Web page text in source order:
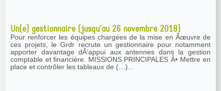
Un(e) gestionnaire (jusqu’au 26 novembre 2018)
Pour renforcer les équipes chargées de la mise en Âœuvre de
ces projets, le Grdr recrute un gestionnaire pour notamment
apporter davantage dÂ’appui aux antennes dans la gestion
comptable et financière. MISSIONS PRINCIPALES Â• Mettre en
place et contrôler les tableaux de (…)...